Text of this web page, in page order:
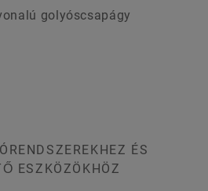
golyóscsapágy
ÉS
ESZKÖZÖKHÖZ